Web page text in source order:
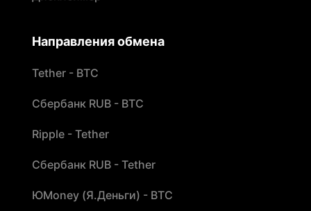
Направления обмена
Tether - BTC
Сбербанк RUB - BTC
Ripple - Tether
Сбербанк RUB - Tether
ЮMoney (Я.Деньги) - BTC